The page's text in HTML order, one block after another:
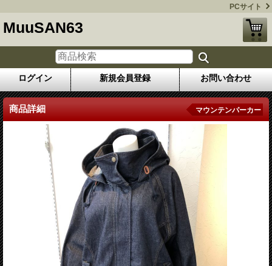
PCサイト
MuuSAN63
ログイン 新規会員登録 お問い合わせ
商品詳細 マウンテンパーカー